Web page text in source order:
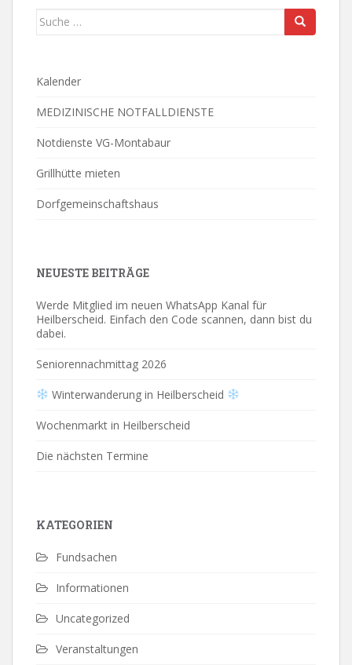
Suche
Kalender
MEDIZINISCHE NOTFALLDIENSTE
Notdienste VG-Montabaur
Grillhütte mieten
Dorfgemeinschaftshaus
NEUESTE BEITRÄGE
Werde Mitglied im neuen WhatsApp Kanal für
Heilberscheid. Einfach den Code scannen, dann bist du
dabei.
Seniorennachmittag 2026
Winterwanderung in Heilberscheid
Wochenmarkt in Heilberscheid
Die nächsten Termine
KATEGORIEN
Fundsachen
Informationen
Uncategorized
Veranstaltungen